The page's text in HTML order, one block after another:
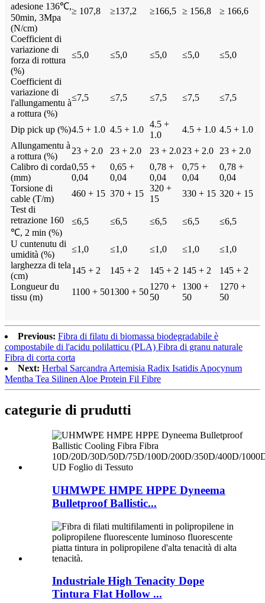
adesione 136℃,
50min, 3Mpa
(N/cm)
≥ 107,8 ≥137,2 ≥166,5 ≥ 156,8 ≥ 166,6
Coefficient di
variazione di
forza di rottura
(%)
≤5,0 ≤5,0 ≤5,0 ≤5,0 ≤5,0
Coefficient di
variazione di
l'allungamentu à
a rottura (%)
≤7,5 ≤7,5 ≤7,5 ≤7,5 ≤7,5
Dip pick up (%)4.5 + 1.0 4.5 + 1.0
4.5 +
1.0
4.5 + 1.0 4.5 + 1.0
Allungamentu à
a rottura (%)
23 + 2.0 23 + 2.0 23 + 2.023 + 2.0
23 + 2.0
Calibro di corda
(mm)
0,55 +
0,04
0,65 +
0,04
0,78 +
0,04
0,75 +
0,04
0,78 +
0,04
Torsione di
cable (T/m)
460 + 15 370 + 15
320 +
15
330 + 15 320 + 15
Test di
retrazione 160
℃, 2 min (%)
≤6,5 ≤6,5 ≤6,5 ≤6,5 ≤6,5
U cuntenutu di
umidità (%)
≤1,0 ≤1,0 ≤1,0 ≤1,0
≤1,0
larghezza di tela
(cm)
145 + 2 145 + 2 145 + 2 145 + 2
145 + 2
Longueur du
tissu (m)
1100 + 501300 + 50
1270 +
50
1300 +
50
1270 +
50
Previous: Fibra di filatu di biomassa biodegradabile è
compostabile di l'acidu polilatticu (PLA) Fibra di granu naturale
Fibra di corta corta
Next: Herbal Sarcandra Artemisia Radix Isatidis Apocynum
Mentha Tea Silinen Aloe Protein Fil Fibre
categurie di prudutti
UHMWPE HMPE HPPE Dyneema
Bulletproof Ballistic...
Industriale High Tenacity Dope
Tintura Flat Hollow ...